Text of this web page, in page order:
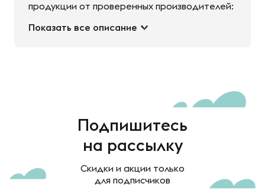
продукции от проверенных производителей:
Показать все описание
Подпишитесь
на рассылку
Скидки и акции только
для подписчиков